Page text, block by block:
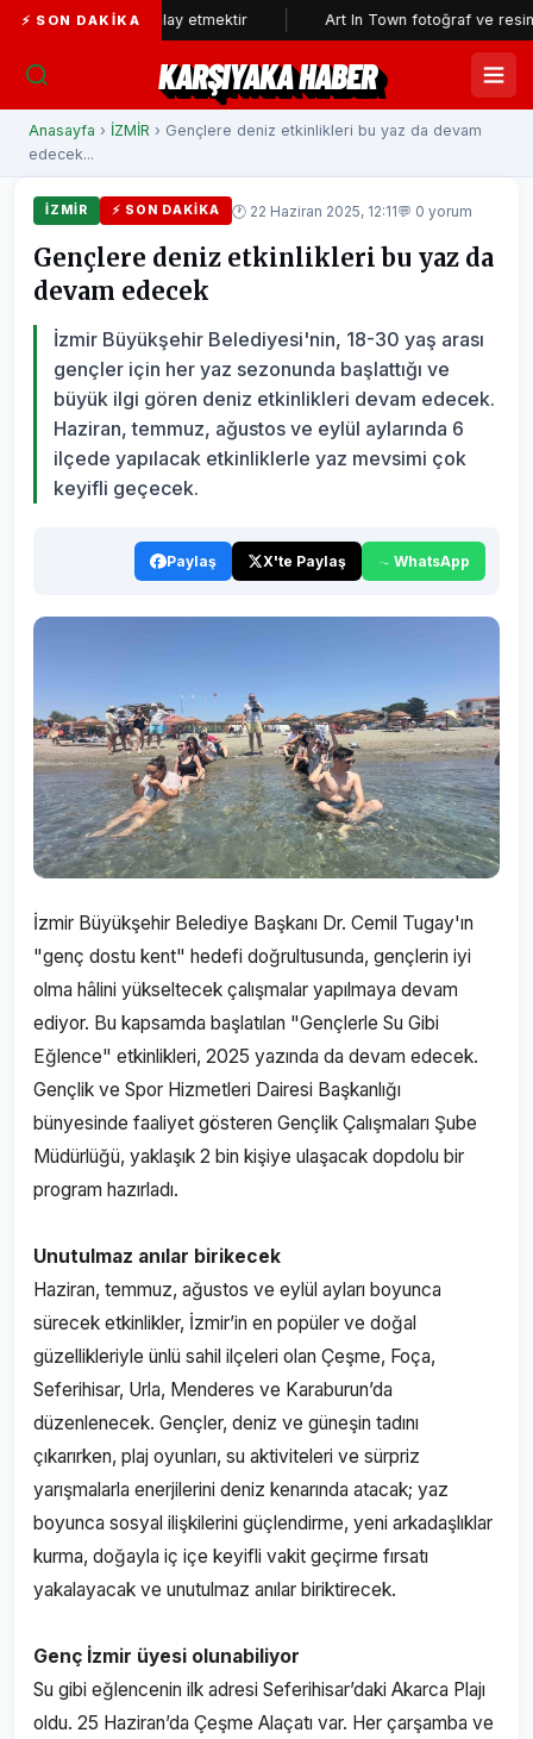
⚡ SON DAKIKA
aklıyla alay etmektir Art In Town fotoğraf ve resim
KARŞIYAKA HABER
Anasayfa › İZMİR › Gençlere deniz etkinlikleri bu yaz da devam
edecek...
İZMİR ⚡ SON DAKIKA 🕐 22 Haziran 2025, 12:11💬 0 yorum
Gençlere deniz etkinlikleri bu yaz da
devam edecek
İzmir Büyükşehir Belediyesi'nin, 18-30 yaş arası
gençler için her yaz sezonunda başlattığı ve
büyük ilgi gören deniz etkinlikleri devam edecek.
Haziran, temmuz, ağustos ve eylül aylarında 6
ilçede yapılacak etkinliklerle yaz mevsimi çok
keyifli geçecek.
Paylaş X'te Paylaş WhatsApp
İzmir Büyükşehir Belediye Başkanı Dr. Cemil Tugay'ın
"genç dostu kent" hedefi doğrultusunda, gençlerin iyi
olma hâlini yükseltecek çalışmalar yapılmaya devam
ediyor. Bu kapsamda başlatılan "Gençlerle Su Gibi
Eğlence" etkinlikleri, 2025 yazında da devam edecek.
Gençlik ve Spor Hizmetleri Dairesi Başkanlığı
bünyesinde faaliyet gösteren Gençlik Çalışmaları Şube
Müdürlüğü, yaklaşık 2 bin kişiye ulaşacak dopdolu bir
program hazırladı.
Unutulmaz anılar birikecek
Haziran, temmuz, ağustos ve eylül ayları boyunca
sürecek etkinlikler, İzmir’in en popüler ve doğal
güzellikleriyle ünlü sahil ilçeleri olan Çeşme, Foça,
Seferihisar, Urla, Menderes ve Karaburun’da
düzenlenecek. Gençler, deniz ve güneşin tadını
çıkarırken, plaj oyunları, su aktiviteleri ve sürpriz
yarışmalarla enerjilerini deniz kenarında atacak; yaz
boyunca sosyal ilişkilerini güçlendirme, yeni arkadaşlıklar
kurma, doğayla iç içe keyifli vakit geçirme fırsatı
yakalayacak ve unutulmaz anılar biriktirecek.
Genç İzmir üyesi olunabiliyor
Su gibi eğlencenin ilk adresi Seferihisar’daki Akarca Plajı
oldu. 25 Haziran’da Çeşme Alaçatı var. Her çarşamba ve